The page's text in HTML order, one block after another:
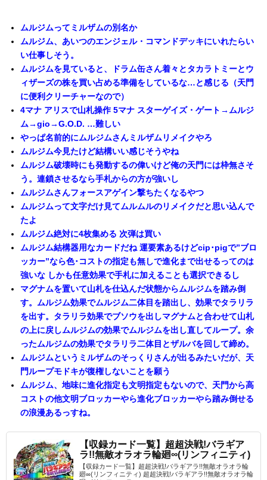
ムルジムってミルザムの別名か
ムルジム、あいつのエンジェル・コマンドデッキにいれたらい
い仕事しそう。
ムルジムを見ていると、ドラム缶さん着々とタカラトミーとウ
ィザーズの株を買い占める準備をしているな…と感じる（天門
に便利クリーチャーなので）
4マナ アリスで山札操作 5マナ スターゲイズ・ゲート→ムルジ
ム→gio→G.O.D. …難しい
やっぱ名前的にムルジムさんミルザムリメイクやろ
ムルジム今見たけど結構いい感じそうやね
ムルジム破壊時にも発動するの偉いけど俺の天門には枠無さそ
う。連鎖させるなら手札からの方が強いし
ムルジムさんフォースアゲイン撃ちたくなるやつ
ムルジムって文字だけ見てムルムルのリメイクだと思い込んで
たよ
ムルジム絶対に4枚集める 次弾は買い
ムルジム結構器用なカードだね 運要素あるけどcip･pigで”ブロ
ッカー”なら色･コストの指定も無しで進化まで出せるってのは
強いな しかも任意効果で手札に加えることも選択できるし
マグナムを置いて山札を仕込んだ状態からムルジムを踏み倒
す。ムルジム効果でムルジム二体目を踏出し、効果でタラリラ
を出す。タラリラ効果でブソウを出しマグナムと合わせて山札
の上に戻しムルジムの効果でムルジムを出し直してループ。余
ったムルジムの効果でタラリラ二体目とザルバを回して締め。
ムルジムというミルザムのそっくりさんが出るみたいだが、天
門ループモドキが復権しないことを願う
ムルジム、地味に進化指定も文明指定もないので、天門から高
コストの他文明ブロッカーやら進化ブロッカーやら踏み倒せる
の浪漫あるっすね。
【収録カード一覧】超超決戦!バラギア
ラ!!無敵オラオラ輪廻∞(リンフィニティ)
【収録カード一覧】超超決戦!バラギアラ!!無敵オラオラ輪
廻∞(リンフィニティ) 超超決戦!バラギアラ!!無敵オラオラ輪